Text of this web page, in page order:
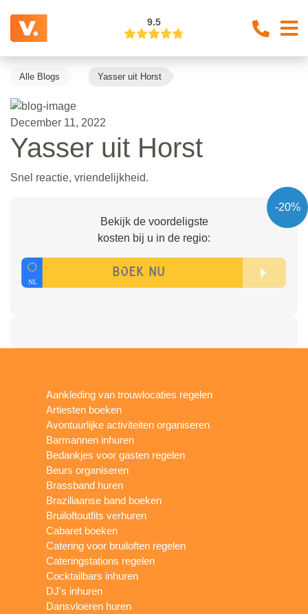
9.5
Alle Blogs Yasser uit Horst
December 11, 2022
Yasser uit Horst
Snel reactie, vriendelijkheid.
-20%
Bekijk de voordeligste
kosten bij u in de regio:
Aankleding van trouwlocaties regelen
Artiesten boeken
Avontuurlijke activiteiten organiseren
Barmannen inhuren
Bedankjes voor gasten regelen
Beurs organiseren
Brassband huren
Braziliaanse band boeken
Bruiloftoutfits verhuren
Cabaret boeken
Catering voor bruiloften regelen
Cateringstations regelen
Cocktailbars inhuren
DJ's inhuren
Dansvloeren huren